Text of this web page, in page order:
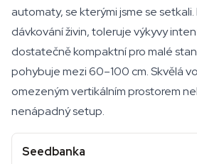
automaty, se kterými jsme se
dávkování živin, toleruje výkyvy
dostatečně kompaktní pro malé
pohybuje mezi 60–100 cm. Skvělá
omezeným vertikálním prostorem
nenápadný setup.
Seedbanka